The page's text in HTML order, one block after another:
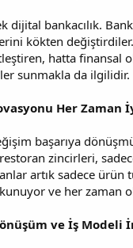
dijital bankacılık.
kökten
hatta finansal
sunmakla da ilgilidir.
Her Zaman
başarıya
zincirleri,
artık sadece
ve her zaman
ve İş Modeli